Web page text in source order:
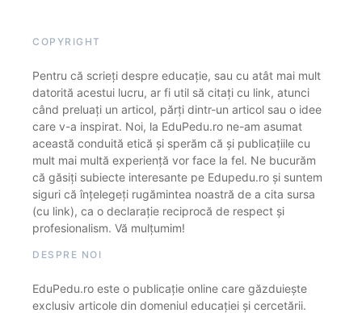
COPYRIGHT
Pentru că scrieți despre educație, sau cu atât mai mult
datorită acestui lucru, ar fi util să citați cu link, atunci
când preluați un articol, părți dintr-un articol sau o idee
care v-a inspirat. Noi, la EduPedu.ro ne-am asumat
această conduită etică și sperăm că și publicațiile cu
mult mai multă experiență vor face la fel. Ne bucurăm
că găsiți subiecte interesante pe Edupedu.ro și suntem
siguri că înțelegeți rugămintea noastră de a cita sursa
(cu link), ca o declarație reciprocă de respect și
profesionalism. Vă mulțumim!
DESPRE NOI
EduPedu.ro este o publicație online care găzduiește
exclusiv articole din domeniul educației și cercetării.